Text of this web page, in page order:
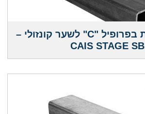
קורה קונזולית בפרופיל "C" לשער קונזולי –
CAIS STAGE SB